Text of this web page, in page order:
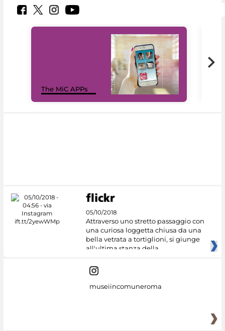
The MiC APPs
05/10/2018
Attraverso uno stretto passaggio con
una curiosa loggetta chiusa da una
bella vetrata a tortiglioni, si giunge
all'ultima stanza della
museiincomuneroma